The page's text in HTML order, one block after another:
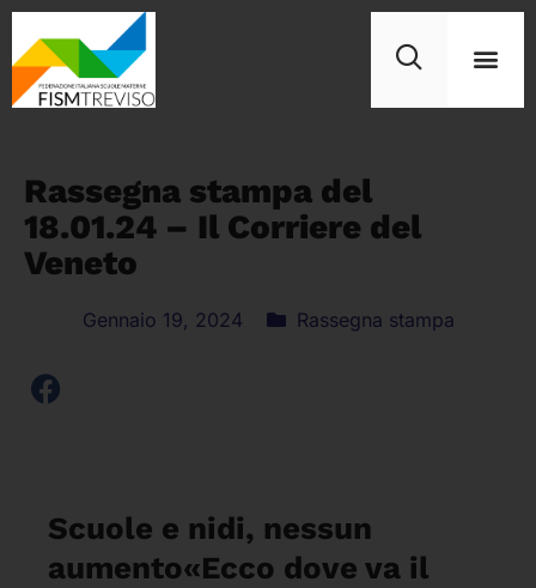
Rassegna stampa del
18.01.24 – Il Corriere del
Veneto
Gennaio 19, 2024 Rassegna stampa
Scuole e nidi, nessun
aumento«Ecco dove va il